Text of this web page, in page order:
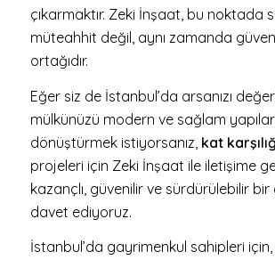
çıkarmaktır. Zeki İnşaat, bu noktada
müteahhit değil, aynı zamanda
ortağıdır.
Eğer siz de İstanbul’da arsanızı
mülkünüzü modern ve sağlam
dönüştürmek istiyorsanız, kat
projeleri için Zeki İnşaat ile iletişime
kazançlı, güvenilir ve sürdürülebilir bir
davet ediyoruz.
İstanbul’da gayrimenkul sahipleri için,